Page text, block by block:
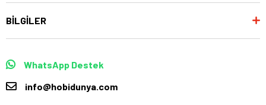
BİLGİLER
WhatsApp Destek
info@hobidunya.com